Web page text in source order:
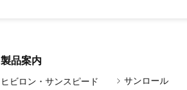
製品案内
ヒビロン・サンスピード サンロール